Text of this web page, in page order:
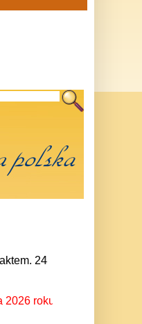
lipca prezes partii
roku Rzeszów